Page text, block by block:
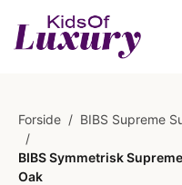
Forside / BIBS Supreme
/
BIBS Symmetrisk
Oak